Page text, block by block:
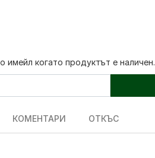
имейл когато продуктът е наличен.
КОМЕНТАРИ ОТКЪС